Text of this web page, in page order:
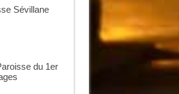
Sévillane
du 1er